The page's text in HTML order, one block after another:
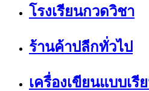
โรงเรียนกวดวิชา
ร้านค้าปลีกทั่วไป
เครื่องเขียนแบบเรี